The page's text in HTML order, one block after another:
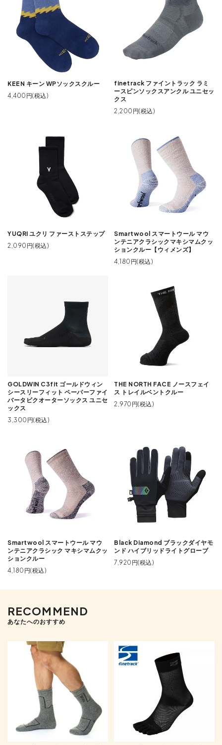
KEEN キーン WPソックスクルー
4,400円(税込)
finetrack ファイントラック ラミ
ースピンソックスアンクル ユニセッ
クス
2,200円(税込)
YUQRI ユクリ ファーストステップ
2,090円(税込)
Smartwool スマートウール マウ
ンテニアクラシックマキシマムクッ
ションクルー【ウィメンズ】
4,180円(税込)
GOLDWIN C3fit ゴールドウィン
シースリーフィット ペーパーファイ
バータビクオーターソックス ユニセ
ックス
3,300円(税込)
THE NORTH FACE ノースフェイ
ス トレイルベントクルー
2,970円(税込)
Smartwool スマートウール マウ
ンテニアクラシック マキシマムクッ
ションクルー
4,180円(税込)
Black Diamond ブラックダイヤモ
ンド ハイブリッドライトグローブ
7,920円(税込)
RECOMMEND
あなたへのおすすめ